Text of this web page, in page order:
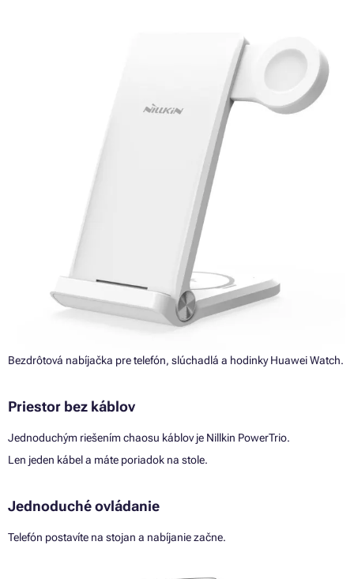
Bezdrôtová nabíjačka pre telefón, slúchadlá a hodinky Huawei Watch.
Priestor bez káblov
Jednoduchým riešením chaosu káblov je Nillkin PowerTrio.
Len jeden kábel a máte poriadok na stole.
Jednoduché ovládanie
Telefón postavíte na stojan a nabíjanie začne.